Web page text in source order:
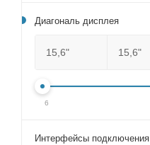
Диагональ дисплея
6
Интерфейсы подключения